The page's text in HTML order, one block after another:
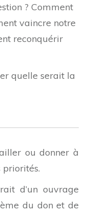
? Comment
vaincre notre
reconquérir
quelle serait la
ou donner à
priorités.
d’un ouvrage
du don et de